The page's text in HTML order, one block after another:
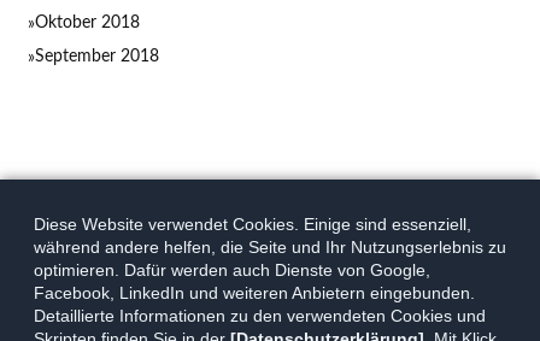
Oktober 2018
September 2018
Diese Website verwendet Cookies. Einige sind essenziell,
während andere helfen, die Seite und Ihr Nutzungserlebnis zu
optimieren. Dafür werden auch Dienste von Google,
Facebook, LinkedIn und weiteren Anbietern eingebunden.
Detaillierte Informationen zu den verwendeten Cookies und